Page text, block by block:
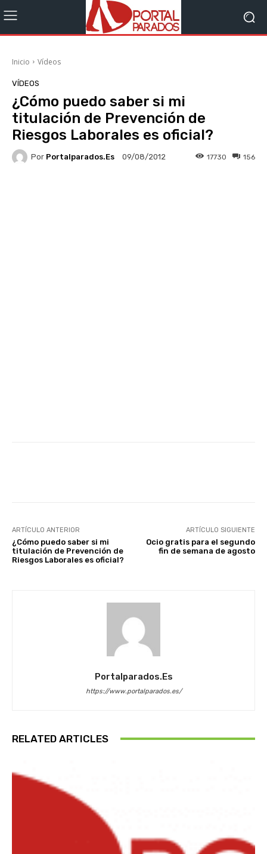
Inicio Vídeos
VÍDEOS
¿Cómo puedo saber si mi
titulación de Prevención de
Riesgos Laborales es oficial?
Por Portalparados.es 09/08/2012 156
17730
ARTÍCULO ANTERIOR
¿Cómo puedo saber si mi
titulación de Prevención de
Riesgos Laborales es oficial?
ARTÍCULO SIGUIENTE
Ocio gratis para el segundo
fin de semana de agosto
Portalparados.es
https://www.portalparados.es/
RELATED ARTICLES